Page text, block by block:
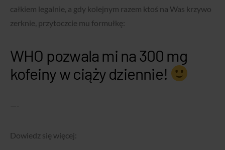
całkiem legalnie, a gdy kolejnym razem ktoś na Was krzywo
zerknie, przytoczcie mu formułkę:
WHO pozwala mi na 300 mg
kofeiny w ciąży dziennie!
—-
Dowiedz się więcej: